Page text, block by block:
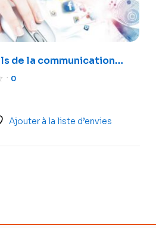
de la communication
clés pour maîtriser le
0
Ajouter à la liste d’envies